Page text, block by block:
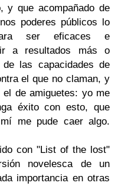
y que acompañado de
poderes públicos lo
ser eficaces e
a resultados más o
las capacidades de
el que no claman, y
de amiguetes: yo me
éxito con esto, que
me pude caer algo.
con "List of the lost"
novelesca de un
importancia en otras